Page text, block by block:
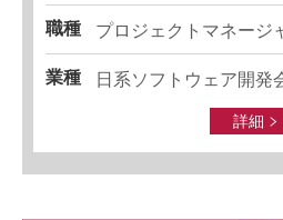
職種 プロジェクトマネー
業種 日系ソフトウェア開発
詳細